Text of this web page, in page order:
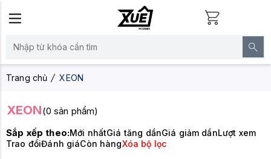
Trang chủ XEON
XEON(0 sản phẩm)
Sắp xếp theo:Mới nhấtGiá tăng dầnGiá giảm dầnLượt xem
Trao đổiĐánh giáCòn hàngXóa bộ lọc